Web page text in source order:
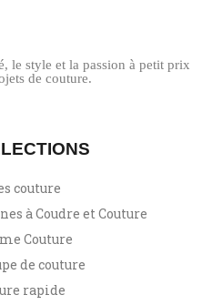
le style et la passion à petit prix
de couture.
couture
à Coudre et Couture
Couture
de couture
rapide